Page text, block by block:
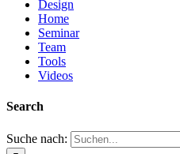
Design
Home
Seminar
Team
Tools
Videos
Search
Suche nach: